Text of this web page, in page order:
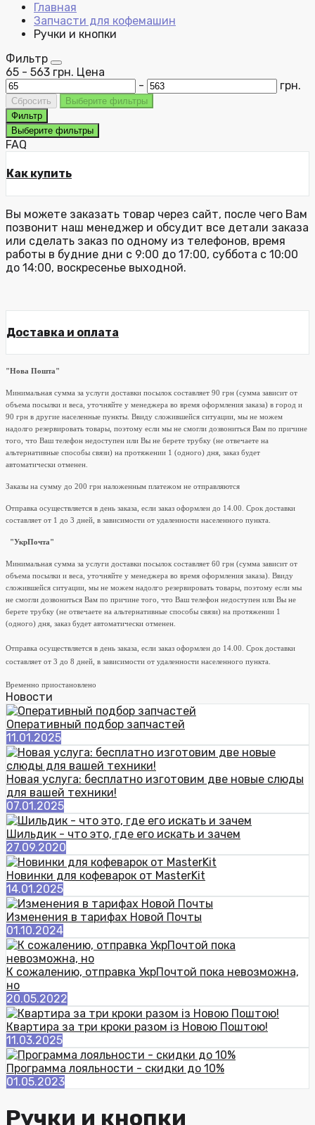
Главная
Запчасти для кофемашин
Ручки и кнопки
Фильтр
65 - 563 грн. Цена
-
грн.
Сбросить
Выберите фильтры
Фильтр
Выберите фильтры
FAQ
Как купить
Вы можете заказать товар через сайт, после чего Вам
позвонит наш менеджер и обсудит все детали заказа
или сделать заказ по одному из телефонов, время
работы в будние дни с 9:00 до 17:00, суббота с 10:00
до 14:00, воскресенье выходной.
Доставка и оплата
"Нова Пошта"
Минимальная сумма за услуги доставки посылок составляет 90 грн (сумма зависит от
объема посылки и веса, уточняйте у менеджера во время оформления заказа) в город и
90 грн в другие населенные пункты. Ввиду сложившейся ситуации, мы не можем
надолго резервировать товары, поэтому если мы не смогли дозвониться Вам по причине
того, что Ваш телефон недоступен или Вы не берете трубку (не отвечаете на
альтернативные способы связи) на протяжении 1 (одного) дня, заказ будет
автоматически отменен.
Заказы на сумму до 200 грн наложенным платежом не отправляются
Отправка осуществляется в день заказа, если заказ оформлен до 14.00. Срок доставки
составляет от 1 до 3 дней, в зависимости от удаленности населенного пункта.
"УкрПочта"
Минимальная сумма за услуги доставки посылок составляет 60 грн (сумма зависит от
объема посылки и веса, уточняйте у менеджера во время оформления заказа). Ввиду
сложившейся ситуации, мы не можем надолго резервировать товары, поэтому если мы
не смогли дозвониться Вам по причине того, что Ваш телефон недоступен или Вы не
берете трубку (не отвечаете на альтернативные способы связи) на протяжении 1
(одного) дня, заказ будет автоматически отменен.
Отправка осуществляется в день заказа, если заказ оформлен до 14.00. Срок доставки
составляет от 3 до 8 дней, в зависимости от удаленности населенного пункта.
Временно приостановлено
Новости
Оперативный подбор запчастей
11.01.2025
Новая услуга: бесплатно изготовим две новые слюды
для вашей техники!
07.01.2025
Шильдик - что это, где его искать и зачем
27.09.2020
Новинки для кофеварок от MasterKit
14.01.2025
Изменения в тарифах Новой Почты
01.10.2024
К сожалению, отправка УкрПочтой пока невозможна,
но
20.05.2022
Квартира за три кроки разом із Новою Поштою!
11.03.2025
Программа лояльности - скидки до 10%
01.05.2023
Ручки и кнопки